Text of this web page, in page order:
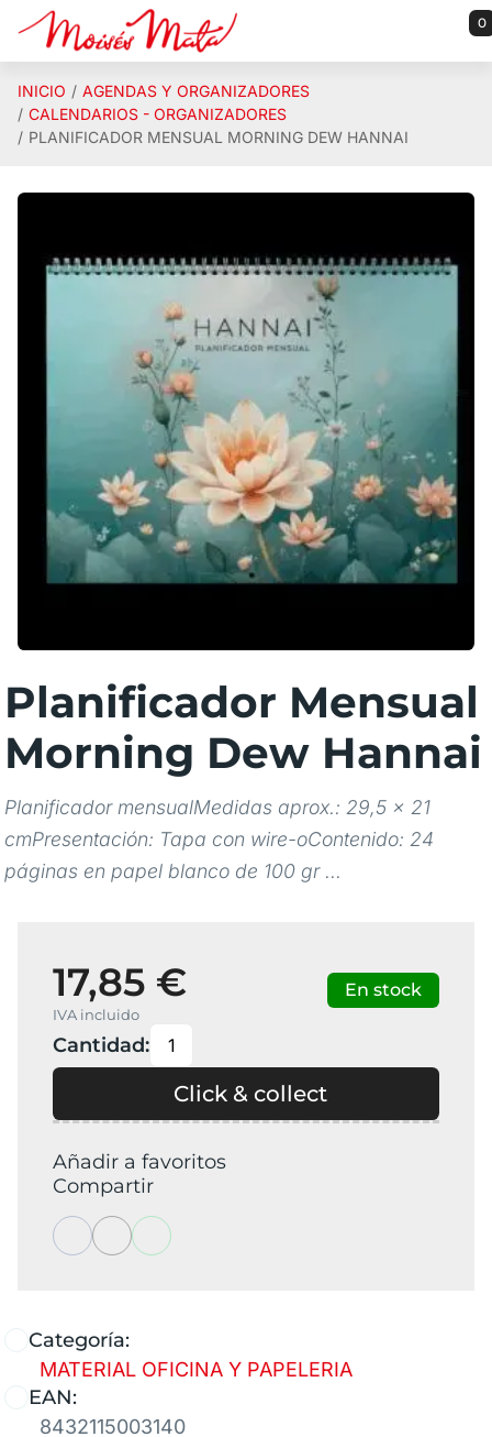
Saltar al contenido principal 0
INICIO
AGENDAS Y ORGANIZADORES
CALENDARIOS - ORGANIZADORES
PLANIFICADOR MENSUAL MORNING DEW HANNAI
Planificador Mensual
Morning Dew Hannai
Planificador mensualMedidas aprox.: 29,5 x 21
cmPresentación: Tapa con wire-oContenido: 24
páginas en papel blanco de 100 gr ...
Categoría:
MATERIAL OFICINA Y PAPELERIA
EAN:
8432115003140
17,85 €
IVA incluido
En stock
Cantidad:
Click & collect
Añadir a favoritos
Compartir